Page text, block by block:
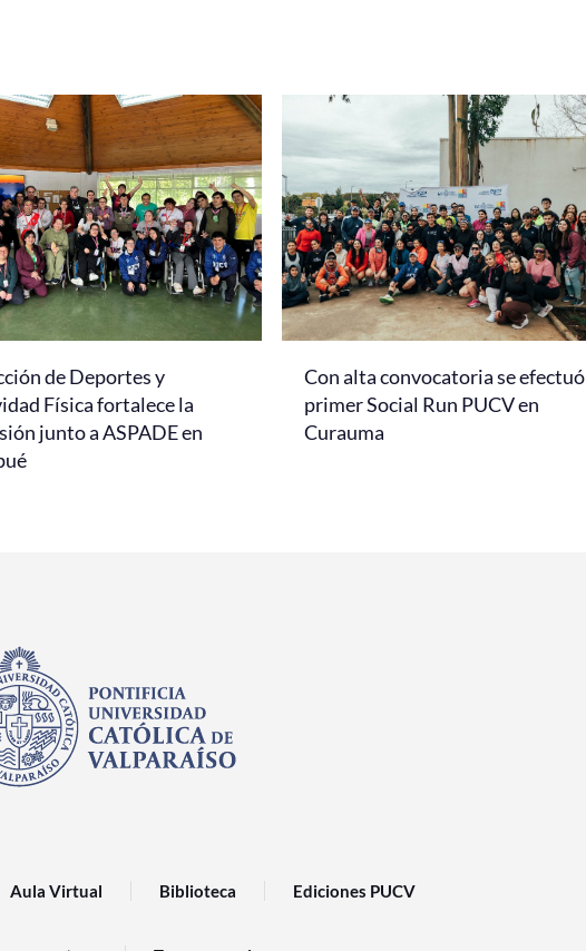
de Deportes y
Física fortalece la
junto a ASPADE en
Con alta convocatoria se efectuó
primer Social Run PUCV en
Curauma
Aula Virtual Biblioteca Ediciones PUCV